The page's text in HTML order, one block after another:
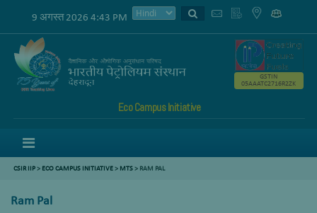
9 अगस्त 2026 4:43 PM
Eco Campus Initiative
GSTIN
05AAATC2716R2ZK
CSIR IIP> ECO CAMPUS INITIATIVE> MTS> RAM PAL
Ram Pal